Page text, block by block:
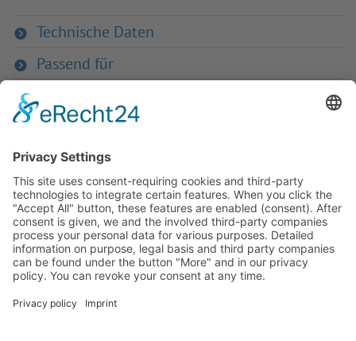
Technische Daten
Passend für
Zurück zum Produkt
Haben Sie Fra­gen an uns?
Dann neh­men Sie doch ein­fach Kon­
takt mit uns auf – Wir bera­ten Sie
gerne ganz indi­vi­du­ell!